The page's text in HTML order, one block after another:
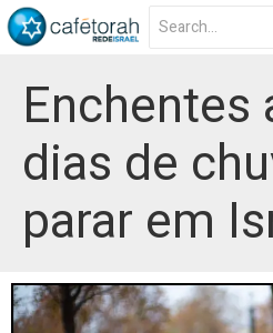
Enchentes
dias de
parar em